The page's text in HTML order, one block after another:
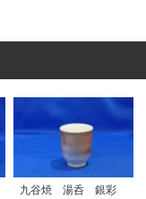
九谷焼 湯呑 銀彩